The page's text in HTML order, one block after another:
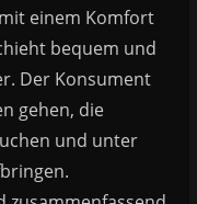
einem Komfort
bequem und
Der Konsument
gehen, die
und unter